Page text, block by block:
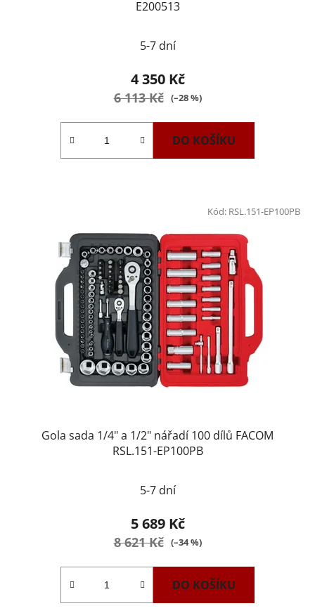
E200513
5-7 dní
4 350 Kč
6 113 Kč (–28 %)
DO KOŠÍKU
Gola sada 1/4" a 1/2" nářadí 100 dílů FACOM
RSL.151-EP100PB
5-7 dní
5 689 Kč
8 621 Kč (–34 %)
DO KOŠÍKU
Kód: RSL.151-EP100PB